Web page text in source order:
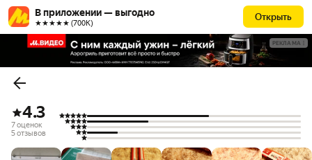
В приложении — выгодно
★★★★★ (700К)
Открыть
РЕКЛАМА
4.3
7 оценок
5 отзывов